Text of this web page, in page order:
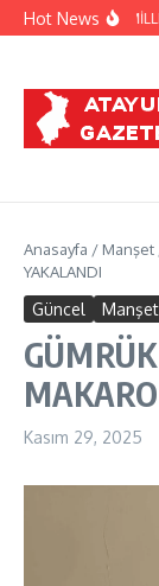
İçeriğe atla
Hot News
HATAY
Anasayfa / Manşet
YAKALANDI
Güncel Manşet
Kasım 29, 2025